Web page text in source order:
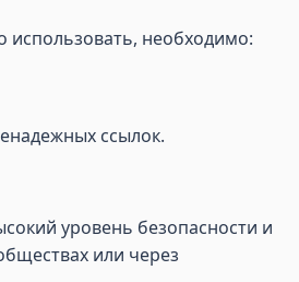
использовать, необходимо:
ссылок.
уровень безопасности и
или через